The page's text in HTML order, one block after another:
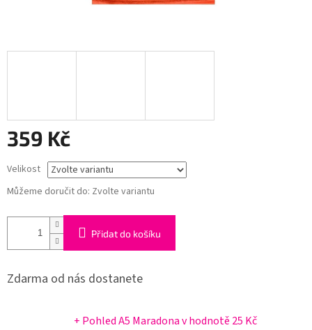
359 Kč
cena:
Velikost
Můžeme doručit do: Zvolte variantu
Přidat do košíku
Zdarma od nás dostanete
+ Pohled A5 Maradonav hodnotě 25 Kč